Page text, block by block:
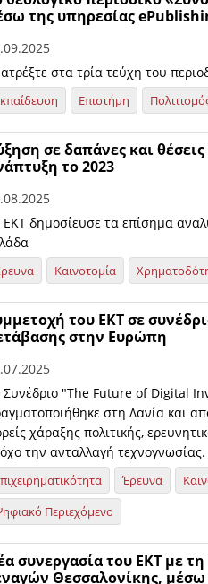
της υπηρεσίας
στα τρία τεύχη του
Επιστήμη
σε δαπάνες και
το 2023
ΕΚΤ δημοσίευσε τα επίσημα
Καινοτομία
του ΕΚΤ σε
στην Ευρώπη
Συνέδριο "The Future of Digital
στη Δανία και
χάραξης πολιτικής,
την ανταλλαγή τεχνογνωσίας.
Έρευνα
Περιεχόμενο
συνεργασία του ΕΚΤ με
Θεσσαλονίκης,